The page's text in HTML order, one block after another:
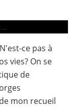
ce pas à
vies? On se
de
mon recueil